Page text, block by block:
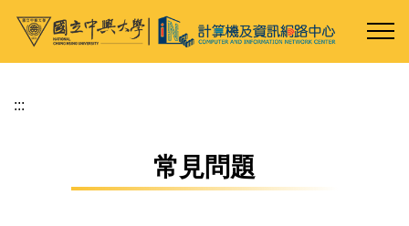
跳
內
:::
常見問題